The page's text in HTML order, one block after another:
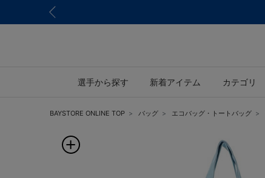
選手から探す 新着アイテム カテゴリ
BAYSTORE ONLINE TOP バッグ エコバッグ・トートバッグ